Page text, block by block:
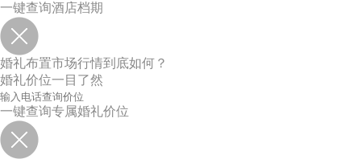
一键查询酒店档期
婚礼布置市场行情到底如何？
婚礼价位一目了然
一键查询专属婚礼价位